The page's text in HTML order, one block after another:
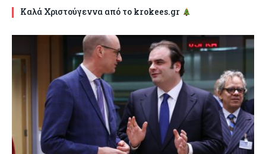
Καλά Χριστούγεννα από το krokees.gr